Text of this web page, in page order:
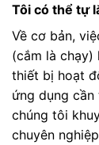
Tôi có thể tự
Về cơ bản,
(cắm là chạy)
thiết bị hoạt
ứng dụng
chúng tôi
chuyên